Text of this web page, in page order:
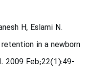
H, Eslami N.
in a newborn
2009 Feb;22(1):49-